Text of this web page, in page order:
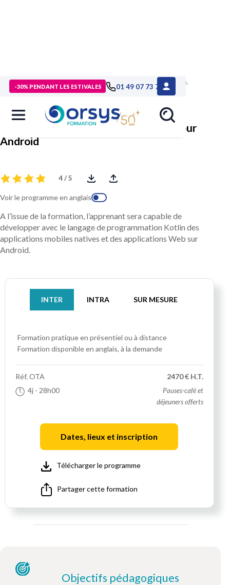
-30% PENDANT LES ESTIVALES 01 49 07 73 73
> Formations>Technologies numériques
Formation Kotlin,
développer des applications pour Android
Kotlin, développer des applications pour
Android
4 / 5
Voir le programme en anglais
A l’issue de la formation, l’apprenant sera capable de
développer avec le langage de programmation Kotlin des
applications mobiles natives et des applications Web sur
Android.
INTER INTRA SUR MESURE
Formation pratique en présentiel ou à distance
Formation disponible en anglais, à la demande
Réf.OTA
4j - 28h00
2470 € H.T.
Pauses-café et
déjeuners offerts
Dates, lieux et inscription
Télécharger le programme
Partager cette formation
Objectifs pédagogiques